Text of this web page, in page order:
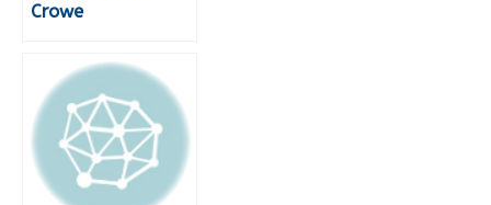
Crowe